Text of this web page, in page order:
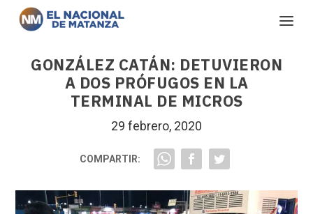
GONZÁLEZ CATÁN: DETUVIERON
A DOS PRÓFUGOS EN LA
TERMINAL DE MICROS
29 febrero, 2020
COMPARTIR: